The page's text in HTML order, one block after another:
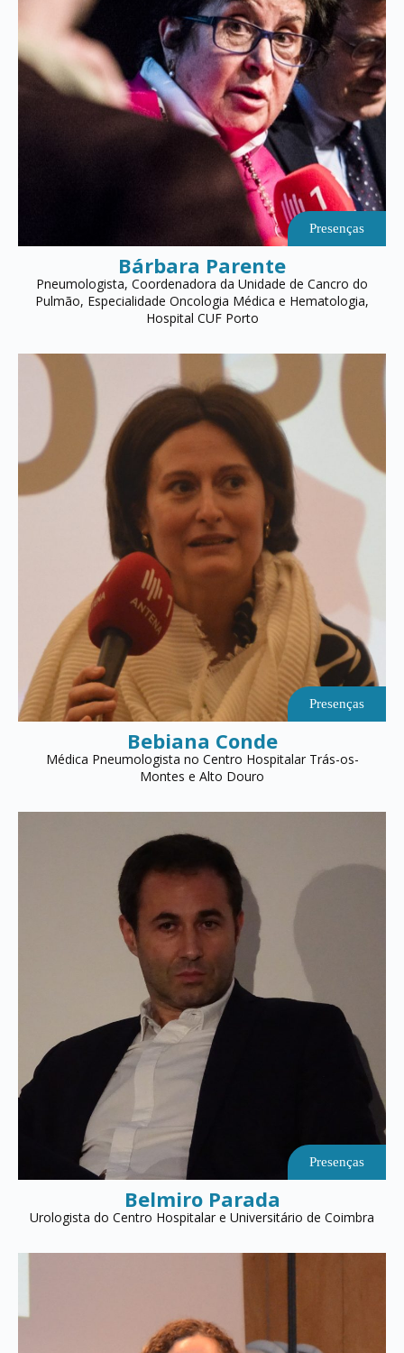
Presenças
Bárbara Parente
Pneumologista, Coordenadora da Unidade de Cancro do
Pulmão, Especialidade Oncologia Médica e Hematologia,
Hospital CUF Porto
Presenças
Bebiana Conde
Médica Pneumologista no Centro Hospitalar Trás-os-
Montes e Alto Douro
Presenças
Belmiro Parada
Urologista do Centro Hospitalar e Universitário de Coimbra